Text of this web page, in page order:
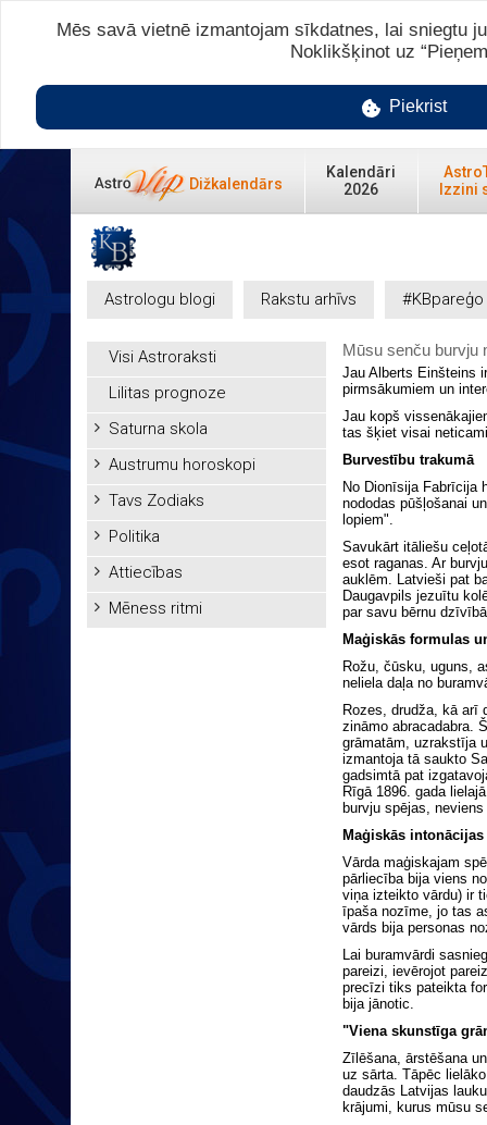
Dižkalendārs
Kalendāri
2026
Izzini
Astrologu blogi Rakstu arhīvs #KBpareģo
Visi Astroraksti
Lilitas prognoze
Saturna skola
Austrumu horoskopi
Tavs Zodiaks
Politika
Attiecības
Mēness ritmi
Mūsu senču burvju
Jau Alberts Einšteins
pirmsākumiem un
Jau kopš
tas šķiet visai
Burvestību trakumā
No Dionīsija Fabrīcija
nododas pūšļošanai
lopiem".
Savukārt itāliešu
esot raganas. Ar
auklēm. Latvieši pat
Daugavpils jezuītu
par savu bērnu
Maģiskās formulas
Rožu, čūsku, uguns,
neliela daļa no
Rozes, drudža, kā arī
zināmo abracadabra.
grāmatām, uzrakstīja
izmantoja tā saukto
gadsimtā pat
Rīgā 1896. gada
burvju spējas,
Maģiskās
Vārda maģiskajam
pārliecība bija viens
viņa izteikto vārdu) ir
īpaša nozīme, jo tas
vārds bija personas
Lai buramvārdi
pareizi, ievērojot
precīzi tiks pateikta
bija jānotic.
"Viena skunstīga
Zīlēšana, ārstēšana
uz sārta. Tāpēc
daudzās Latvijas
krājumi, kurus mūsu
Mēs savā vietnē izmantojam sīkdatnes, lai sniegtu
Noklikšķinot uz
Piekrist